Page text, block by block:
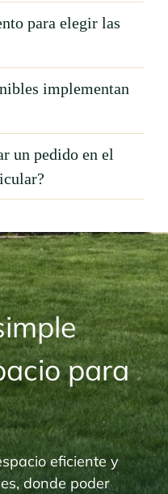
para elegir las
implementan
un pedido en el
para
eficiente y
donde poder